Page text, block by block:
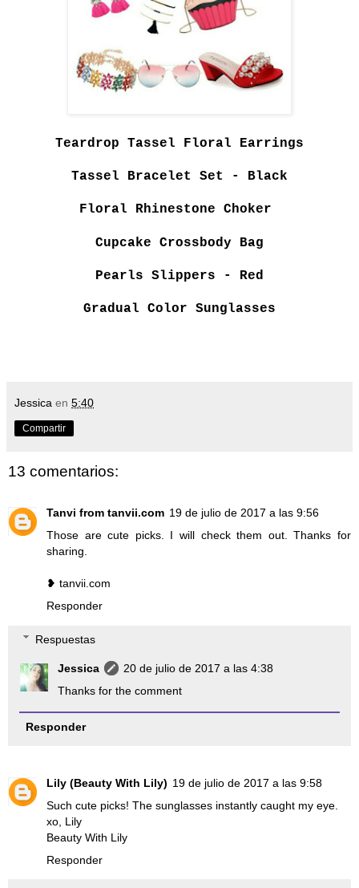
Teardrop Tassel Floral Earrings
Tassel Bracelet Set - Black
Floral Rhinestone Choker
Cupcake Crossbody Bag
Pearls Slippers - Red
Gradual Color Sunglasses
Jessica en 5:40
Compartir
13 comentarios:
Tanvi from tanvii.com 19 de julio de 2017 a las 9:56
Those are cute picks. I will check them out. Thanks for
sharing.
❥ tanvii.com
Responder
Respuestas
Jessica
20 de julio de 2017 a las 4:38
Thanks for the comment
Responder
Lily (Beauty With Lily) 19 de julio de 2017 a las 9:58
Such cute picks! The sunglasses instantly caught my eye.
xo, Lily
Beauty With Lily
Responder